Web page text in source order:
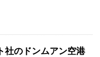
社のドンムアン空港